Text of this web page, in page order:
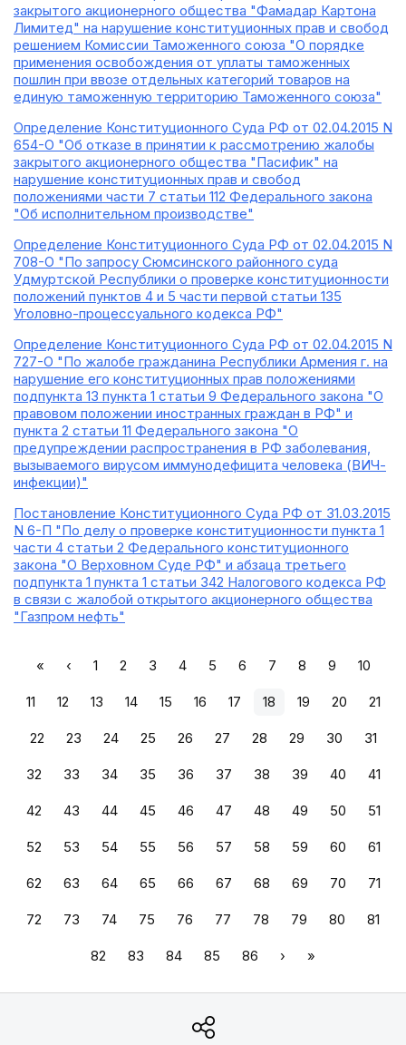
закрытого акционерного общества "Фамадар Картона
Лимитед" на нарушение конституционных прав и свобод
решением Комиссии Таможенного союза "О порядке
применения освобождения от уплаты таможенных
пошлин при ввозе отдельных категорий товаров на
единую таможенную территорию Таможенного союза"
Определение Конституционного Суда РФ от 02.04.2015 N
654-О "Об отказе в принятии к рассмотрению жалобы
закрытого акционерного общества "Пасифик" на
нарушение конституционных прав и свобод
положениями части 7 статьи 112 Федерального закона
"Об исполнительном производстве"
Определение Конституционного Суда РФ от 02.04.2015 N
708-О "По запросу Сюмсинского районного суда
Удмуртской Республики о проверке конституционности
положений пунктов 4 и 5 части первой статьи 135
Уголовно-процессуального кодекса РФ"
Определение Конституционного Суда РФ от 02.04.2015 N
727-О "По жалобе гражданина Республики Армения г. на
нарушение его конституционных прав положениями
подпункта 13 пункта 1 статьи 9 Федерального закона "О
правовом положении иностранных граждан в РФ" и
пункта 2 статьи 11 Федерального закона "О
предупреждении распространения в РФ заболевания,
вызываемого вирусом иммунодефицита человека (ВИЧ-
инфекции)"
Постановление Конституционного Суда РФ от 31.03.2015
N 6-П "По делу о проверке конституционности пункта 1
части 4 статьи 2 Федерального конституционного
закона "О Верховном Суде РФ" и абзаца третьего
подпункта 1 пункта 1 статьи 342 Налогового кодекса РФ
в связи с жалобой открытого акционерного общества
"Газпром нефть"
« ‹ 1 2 3 4 5 6 7 8 9 10
11 12 13 14 15 16 17 18 19 20 21
22 23 24 25 26 27 28 29 30 31
32 33 34 35 36 37 38 39 40 41
42 43 44 45 46 47 48 49 50 51
52 53 54 55 56 57 58 59 60 61
62 63 64 65 66 67 68 69 70 71
72 73 74 75 76 77 78 79 80 81
82 83 84 85 86 › »